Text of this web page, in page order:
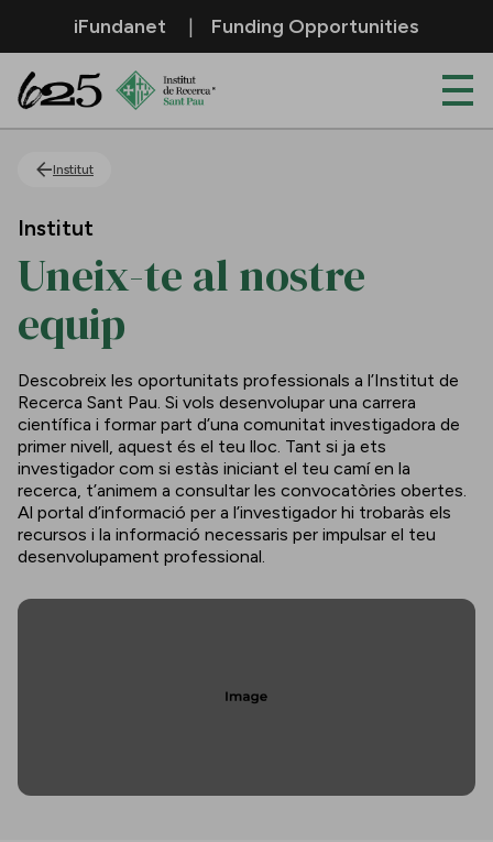
Salta al contingut principal
iFundanet Funding Opportunities
Institut
Institut
Uneix-te al nostre
equip
Descobreix les oportunitats professionals a l’Institut de
Recerca Sant Pau. Si vols desenvolupar una carrera
científica i formar part d’una comunitat investigadora de
primer nivell, aquest és el teu lloc. Tant si ja ets
investigador com si estàs iniciant el teu camí en la
recerca, t’animem a consultar les convocatòries obertes.
Al portal d’informació per a l’investigador hi trobaràs els
recursos i la informació necessaris per impulsar el teu
desenvolupament professional.